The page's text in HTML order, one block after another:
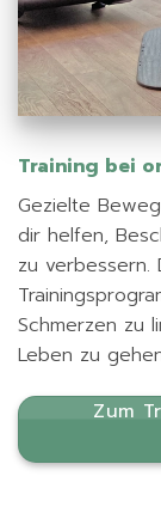
Training bei
Gezielte
dir helfen,
zu verbessern.
Schmerzen zu
Leben zu
Zum